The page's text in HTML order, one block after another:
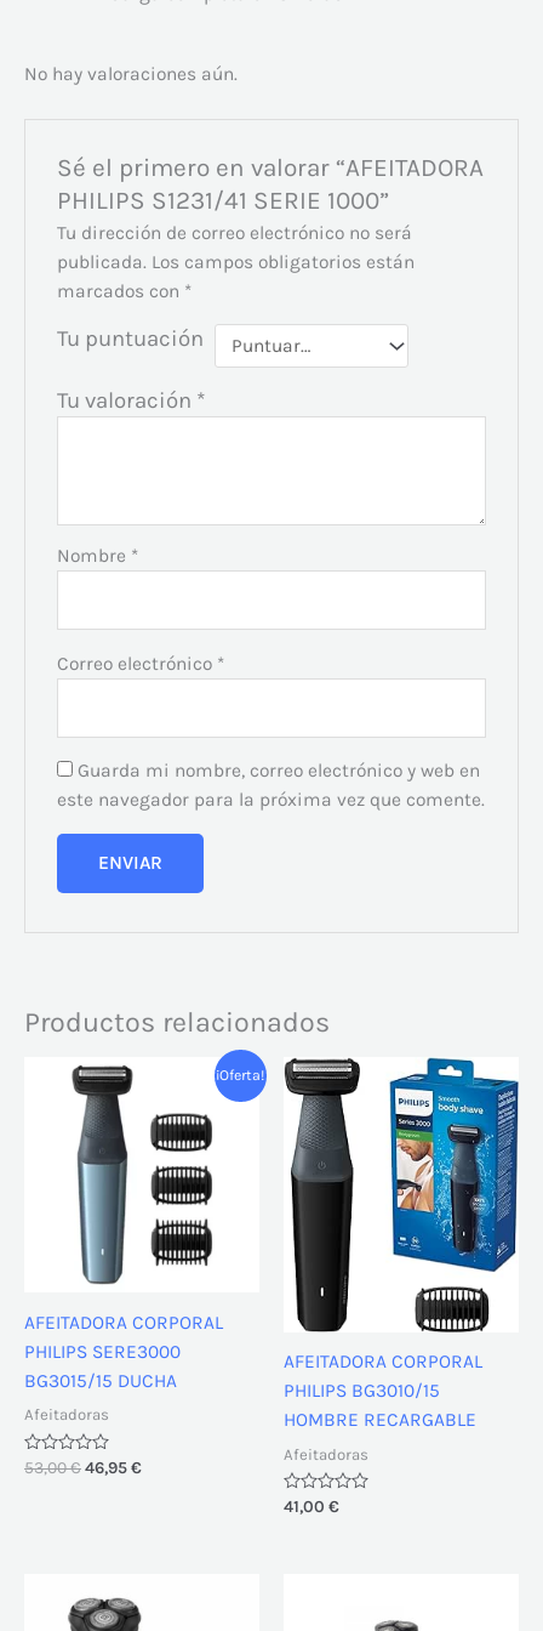
No hay valoraciones aún.
Sé el primero en valorar “AFEITADORA
PHILIPS S1231/41 SERIE 1000”
Tu dirección de correo electrónico no será
publicada. Los campos obligatorios están
marcados con *
Tu puntuación
Tu valoración *
Nombre *
Correo electrónico *
Guarda mi nombre, correo electrónico y web en
este navegador para la próxima vez que comente.
Productos relacionados
¡Oferta!
AFEITADORA CORPORAL
PHILIPS SERE3000
BG3015/15 DUCHA
Afeitadoras
Valorado
con
53,00€
El
precio
original
era:
53,00 €.
46,95€
actual
es:
46,95 €.
AFEITADORA CORPORAL
PHILIPS BG3010/15
HOMBRE RECARGABLE
Afeitadoras
Valorado
41,00 €